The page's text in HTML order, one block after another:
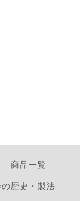
商品一覧
歴史・製法